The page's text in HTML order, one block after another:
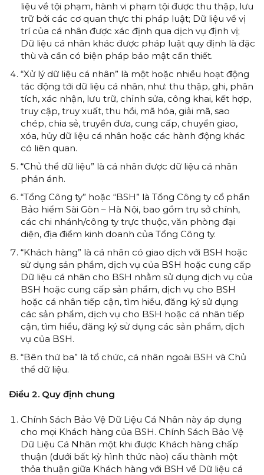
liệu về tội phạm, hành vi phạm tội được thu thập, lưu
trữ bởi các cơ quan thực thi pháp luật; Dữ liệu về vị
trí của cá nhân được xác định qua dịch vụ định vị;
Dữ liệu cá nhân khác được pháp luật quy định là đặc
thù và cần có biện pháp bảo mật cần thiết.
“Xử lý dữ liệu cá nhân” là một hoặc nhiều hoạt động
tác động tới dữ liệu cá nhân, như: thu thập, ghi, phân
tích, xác nhận, lưu trữ, chỉnh sửa, công khai, kết hợp,
truy cập, truy xuất, thu hồi, mã hóa, giải mã, sao
chép, chia sẻ, truyền đưa, cung cấp, chuyển giao,
xóa, hủy dữ liệu cá nhân hoặc các hành động khác
có liên quan.
“Chủ thể dữ liệu” là cá nhân được dữ liệu cá nhân
phản ánh.
“Tổng Công ty” hoặc “BSH” là Tổng Công ty cổ phần
Bảo hiểm Sài Gòn – Hà Nội, bao gồm trụ sở chính,
các chi nhánh/công ty trực thuộc, văn phòng đại
diện, địa điểm kinh doanh của Tổng Công ty.
“Khách hàng” là cá nhân có giao dịch với BSH hoặc
sử dụng sản phẩm, dịch vụ của BSH hoặc cung cấp
Dữ liệu cá nhân cho BSH nhằm sử dụng dịch vụ của
BSH hoặc cung cấp sản phẩm, dịch vụ cho BSH
hoặc cá nhân tiếp cận, tìm hiểu, đăng ký sử dụng
các sản phẩm, dịch vụ cho BSH hoặc cá nhân tiếp
cận, tìm hiểu, đăng ký sử dụng các sản phẩm, dịch
vụ của BSH.
“Bên thứ ba” là tổ chức, cá nhân ngoài BSH và Chủ
thể dữ liệu.
Điều 2. Quy định chung
Chính Sách Bảo Vệ Dữ Liệu Cá Nhân này áp dụng
cho mọi Khách hàng của BSH. Chính Sách Bảo Vệ
Dữ Liệu Cá Nhân một khi được Khách hàng chấp
thuận (dưới bất kỳ hình thức nào) cấu thành một
thỏa thuận giữa Khách hàng với BSH về Dữ liệu cá